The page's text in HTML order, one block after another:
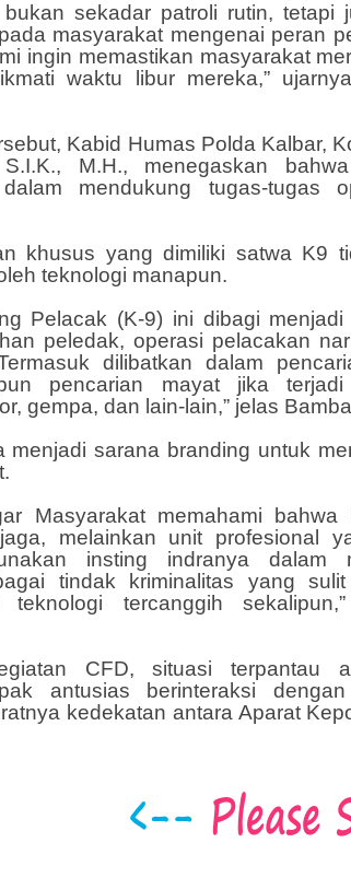
sekadar patroli rutin, tetapi
masyarakat mengenai peran
ingin memastikan masyarakat
waktu libur mereka,”
Kabid Humas Polda Kalbar,
M.H., menegaskan
mendukung tugas-tugas
khusus yang dimiliki satwa K9
teknologi manapun.
Pelacak (K-9) ini dibagi
peledak, operasi pelacakan
dilibatkan dalam
pencarian mayat jika terjadi
gempa, dan lain-lain,” jelas
menjadi sarana branding untuk
Masyarakat memahami bahwa
melainkan unit profesional
insting indranya dalam
tindak kriminalitas yang
teknologi tercanggih
CFD, situasi terpantau
antusias berinteraksi
kedekatan antara Aparat